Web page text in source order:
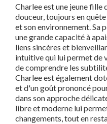
Charlee est une jeune fille
douceur, toujours en
et son environnement. Sa
une grande capacité à
liens sincères et
intuitive qui lui permet de
de comprendre les
Charlee est également
et d'un goût prononcé
dans son approche
libre et moderne lui
changements, tout en